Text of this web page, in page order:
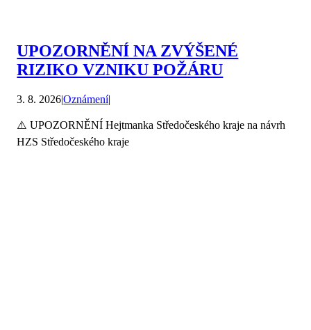
UPOZORNĚNÍ NA ZVÝŠENÉ
RIZIKO VZNIKU POŽÁRU
3. 8. 2026|Oznámení|
⚠️ UPOZORNĚNÍ Hejtmanka Středočeského kraje na návrh
HZS Středočeského kraje